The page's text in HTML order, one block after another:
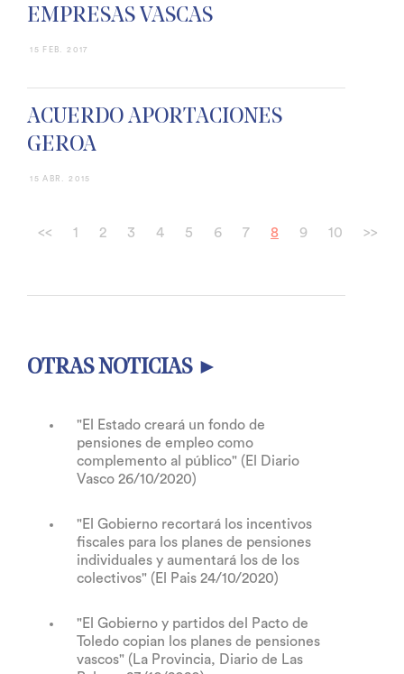
EMPRESAS VASCAS
15 FEB. 2017
ACUERDO APORTACIONES
GEROA
15 ABR. 2015
<< 1 2 3 4 5 6 7 8 9 10 >>
OTRAS NOTICIAS ►
"El Estado creará un fondo de
pensiones de empleo como
complemento al público" (El Diario
Vasco 26/10/2020)
"El Gobierno recortará los incentivos
fiscales para los planes de pensiones
individuales y aumentará los de los
colectivos" (El Pais 24/10/2020)
"El Gobierno y partidos del Pacto de
Toledo copian los planes de pensiones
vascos" (La Provincia, Diario de Las